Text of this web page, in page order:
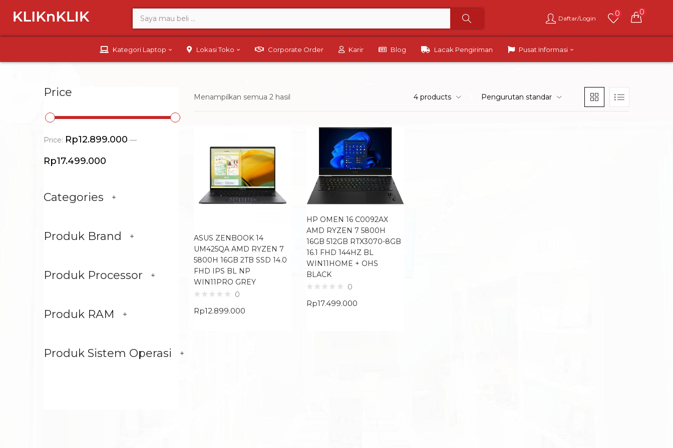
Daftar/Login
0 0
Kategori Laptop Lokasi Toko Corporate Order Karir Blog Lacak Pengiriman Pusat Informasi
Price
Price: Rp12.899.000 —
Rp17.499.000
Categories
Produk Brand
Produk Processor
Produk RAM
Produk Sistem Operasi
Menampilkan semua 2 hasil 4 products Pengurutan standar
ASUS ZENBOOK 14
UM425QA AMD RYZEN 7
5800H 16GB 2TB SSD 14.0
FHD IPS BL NP
WIN11PRO GREY
0
Rp12.899.000
HP OMEN 16 C0092AX
AMD RYZEN 7 5800H
16GB 512GB RTX3070-8GB
16.1 FHD 144HZ BL
WIN11HOME + OHS
BLACK
0
Rp17.499.000